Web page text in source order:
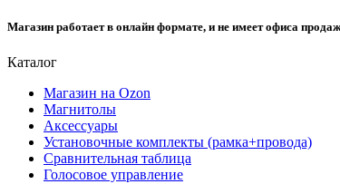
Магазин работает в онлайн формате, и не имеет офиса
Каталог
Магазин на Ozon
Магнитолы
Аксессуары
Установочные комплекты (рамка+провода)
Сравнительная таблица
Голосовое управление